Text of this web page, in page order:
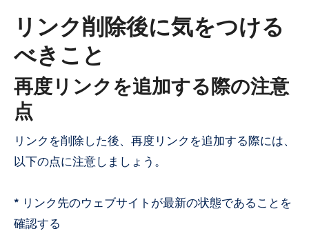
リンク削除後に気をつける
べきこと
再度リンクを追加する際の注意
点
リンクを削除した後、再度リンクを追加する際には、
以下の点に注意しましょう。
* リンク先のウェブサイトが最新の状態であることを
確認する